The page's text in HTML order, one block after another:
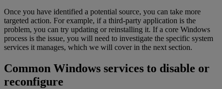
Once you have identified a potential source, you can take more
targeted action. For example, if a third-party application is the
problem, you can try updating or reinstalling it. If a core Windows
process is the issue, you will need to investigate the specific system
services it manages, which we will cover in the next section.
Common Windows services to disable or
reconfigure